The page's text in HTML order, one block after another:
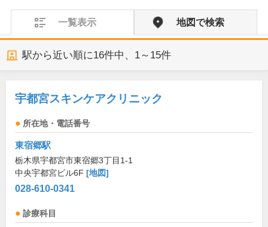
一覧表示 地図で検索
駅から近い順に16件中、 1～15件
宇都宮スキンケアクリニック
所在地・電話番号
東宿郷駅
栃木県宇都宮市東宿郷3丁目1-1
中央宇都宮ビル6F [地図]
028-610-0341
診療科目